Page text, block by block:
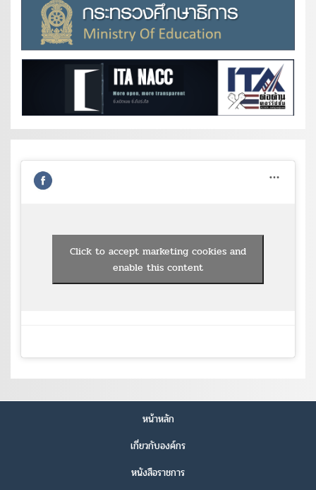
Click to accept marketing cookies and
enable this content
หน้าหลัก
เกี่ยวกับองค์กร
หนังสือราชการ